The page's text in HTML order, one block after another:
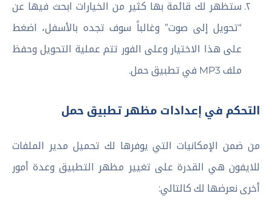
ستظهر لك قائمة بها كثير من الخيارات ابحث فيها عن
“تحويل إلى صوت” وغالباً سوف تجده بالأسفل، اضغط
على هذا الاختيار وعلى الفور تتم عملية التحويل وحفظ
ملف MP3 في تطبيق حمل.
التحكم في إعدادات مظهر تطبيق حمل
من ضمن الإمكانيات التي يوفرها لك تحميل مدير الملفات
للايفون هي القدرة على تغيير مظهر التطبيق وعدة أمور
أخرى نعرضها لك كالتالي: